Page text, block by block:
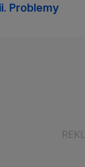
Problemy